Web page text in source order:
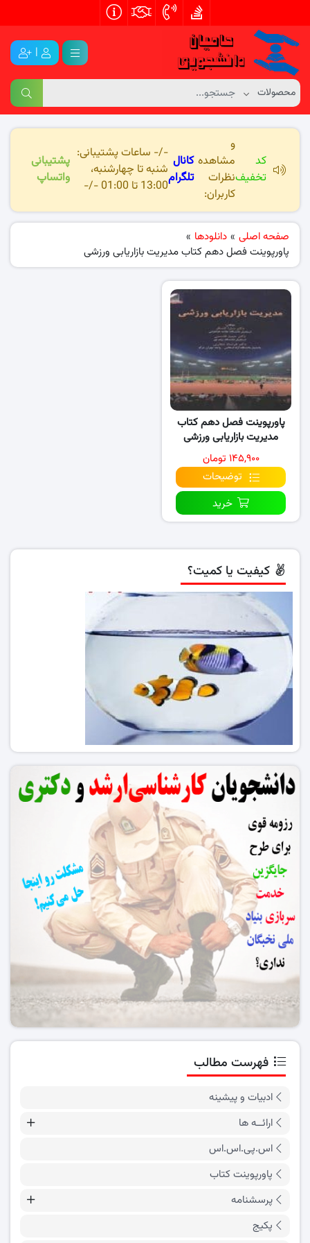
|
کد
تخفیف
و
مشاهده
نظرات
کاربران:
کانال
تلگرام
-/- ساعات پشتیبانی:
شنبه تا چهارشنبه،
13:00 تا 01:00 -/-
پشتیبانی
واتساپ
صفحه اصلی » دانلودها »
پاورپوینت فصل دهم کتاب مدیریت بازاریابی ورزشی
پاورپوینت فصل دهم کتاب
مدیریت بازاریابی ورزشی
۱۴۵,۹۰۰ تومان
توضیحات
خرید
کیفیت یا کمیت؟
فهرست مطالب
ادبیات و پیشینه
ارائــه ها
اس.پی.اس.اس
پاورپوینت کتاب
پرسشنامه
پکیج